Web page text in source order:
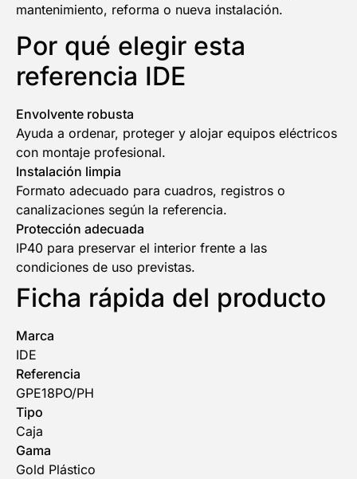
mantenimiento, reforma o nueva instalación.
Por qué elegir esta
referencia IDE
Envolvente robusta
Ayuda a ordenar, proteger y alojar equipos eléctricos
con montaje profesional.
Instalación limpia
Formato adecuado para cuadros, registros o
canalizaciones según la referencia.
Protección adecuada
IP40 para preservar el interior frente a las
condiciones de uso previstas.
Ficha rápida del producto
Marca
IDE
Referencia
GPE18PO/PH
Tipo
Caja
Gama
Gold Plástico